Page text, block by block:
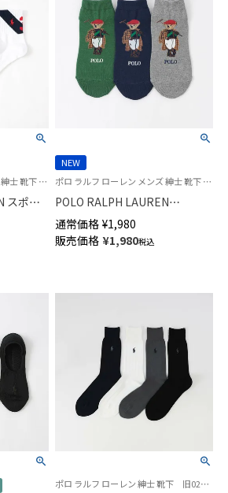
ポロ ラルフ ローレン メンズ 紳士 靴下 26SS
スポー
クス
NEW
ポロ ラルフ ローレン メンズ 紳士 靴下 26SS
POLO RALPH LAUREN
SOCIETY BEAR スニーカー丈
ソックス 02022330
通常価格 ¥1,980
販売価格 ¥1,980税込
ポロ ラルフ ローレン 紳士 靴下 旧02012360